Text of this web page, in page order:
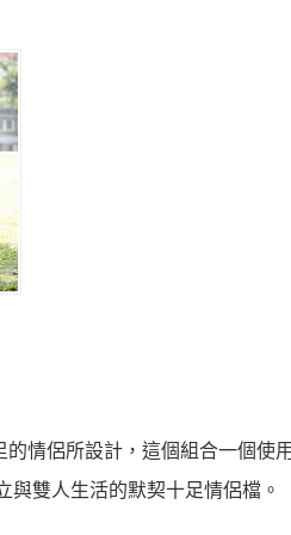
情侶所設計，這個組合一個使
雙人生活的默契十足情侶檔。